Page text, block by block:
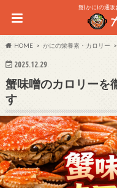
蟹(かに)の通販
HOME かにの栄養素・カロリー
2025.12.29
蟹味噌のカロリーを
す